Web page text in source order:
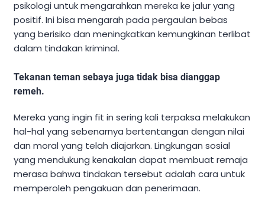
psikologi untuk mengarahkan mereka ke jalur yang
positif. Ini bisa mengarah pada pergaulan bebas
yang berisiko dan meningkatkan kemungkinan terlibat
dalam tindakan kriminal.
Tekanan teman sebaya juga tidak bisa dianggap
remeh.
Mereka yang ingin fit in sering kali terpaksa melakukan
hal-hal yang sebenarnya bertentangan dengan nilai
dan moral yang telah diajarkan. Lingkungan sosial
yang mendukung kenakalan dapat membuat remaja
merasa bahwa tindakan tersebut adalah cara untuk
memperoleh pengakuan dan penerimaan.